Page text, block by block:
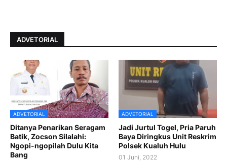
ADVETORIAL
ADVETORIAL
Ditanya Penarikan Seragam
Batik, Zocson Silalahi:
Ngopi-ngopilah Dulu Kita
Bang
ADVETORIAL
Jadi Jurtul Togel, Pria Paruh
Baya Diringkus Unit Reskrim
Polsek Kualuh Hulu
01 Juni, 2022